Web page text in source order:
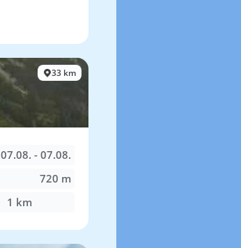
33 km
07.08. - 07.08.
720 m
1 km